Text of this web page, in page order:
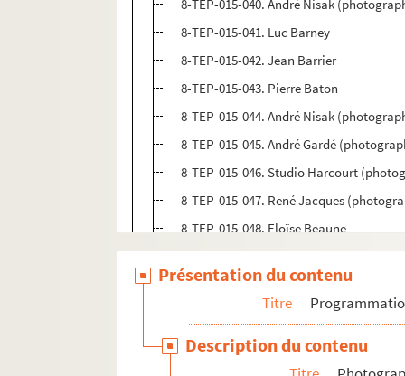
8-TEP-015-040. André Nisak
8-TEP-015-041. Luc Barney
8-TEP-015-042. Jean Barrier
8-TEP-015-043. Pierre Baton
8-TEP-015-044. André Nisak
8-TEP-015-045. André Gardé
8-TEP-015-046. Studio Harcourt
8-TEP-015-047. René Jacques
8-TEP-015-048. Eloïse Beaune
8-TEP-015-049. Studio Harcourt
8-TEP-015-050. Puytorac
8-TEP-015-051. Ch. de Srebnicki
8-TEP-015-052. Daniel Lejeune
8-TEP-015-053. Studio Harcourt
Présentation du contenu
Titre
Description du contenu